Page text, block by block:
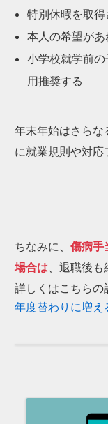
特別休暇を取得
本人の希望が
小学校就学前
用推奨する
年末年始はさらな
に就業規則や対応
ちなみに、 傷病手
場合は、退職後も
詳しくはこちらの
年度替わりに増え